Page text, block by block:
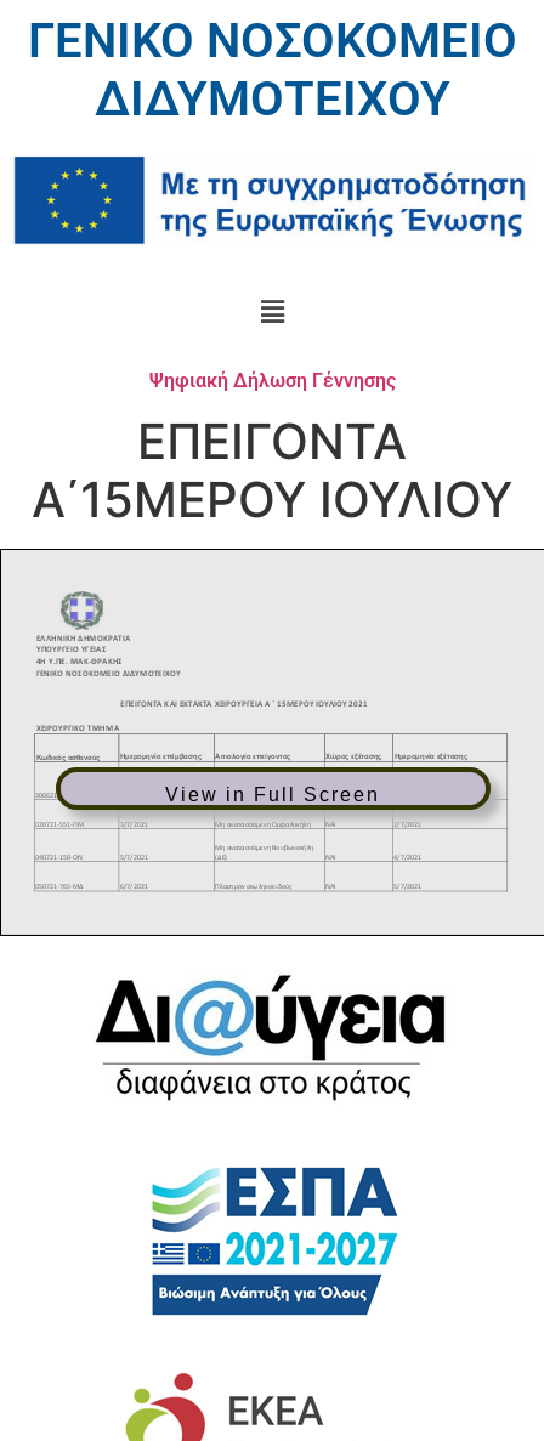
ΓΕΝΙΚΟ ΝΟΣΟΚΟΜΕΙΟ
ΔΙΔΥΜΟΤΕΙΧΟΥ
Ψηφιακή Δήλωση Γέννησης
ΕΠΕΙΓΟΝΤΑ
Α΄15ΜΕΡΟΥ ΙΟΥΛΙΟΥ
View in Full Screen